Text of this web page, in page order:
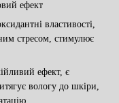
ефект
властивості,
стресом, стимулює
ефект, є
вологу до шкіри,